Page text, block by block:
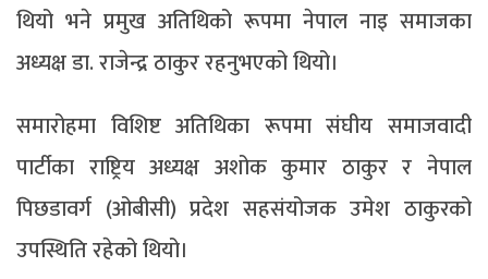
थियो भने प्रमुख अतिथिको रूपमा नेपाल नाइ समाजका
अध्यक्ष डा. राजेन्द्र ठाकुर रहनुभएको थियो।
समारोहमा विशिष्ट अतिथिका रूपमा संघीय समाजवादी
पार्टीका राष्ट्रिय अध्यक्ष अशोक कुमार ठाकुर र नेपाल
पिछडावर्ग (ओबीसी) प्रदेश सहसंयोजक उमेश ठाकुरको
उपस्थिति रहेको थियो।